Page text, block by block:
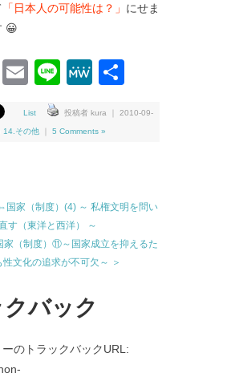
「日本人の可能性は？」 にせま
😀
Twitter
EmailLineMeWe
List 投稿者 kura ｜ 2010-09-
14.その他 5 Comments »
国家（制度）(4) ～ 私権文明を問い
す（東洋と西洋） ～
家（制度）⑪～国家成立を抑えるた
性文化の追求が不可欠～ ＞
クバック
のトラックバックURL: